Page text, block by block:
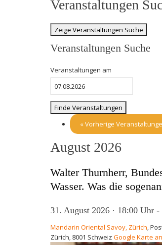
Veranstaltungen
Zeige Veranstaltungen Suche
Veranstaltungen Suche
Veranstaltungen am
«Vorherige
August 2026
Walter Thurnherr,
Wasser. Was die
31. August 2026 · 18:00 Uhr -
Mandarin Oriental Savoy, Zürich,
Zürich, 8001 Schweiz Google Karte